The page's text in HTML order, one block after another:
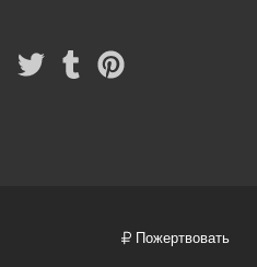
Пожертвовать